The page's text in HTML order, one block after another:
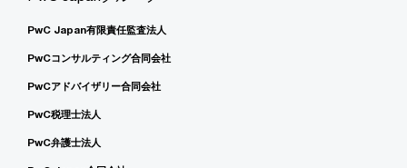
PwC Japan有限責任監査法人
PwCコンサルティング合同会社
PwCアドバイザリー合同会社
PwC税理士法人
PwC弁護士法人